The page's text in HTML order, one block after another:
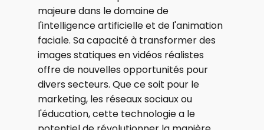
majeure dans le domaine de
l'intelligence artificielle et de l'animation
faciale. Sa capacité à transformer des
images statiques en vidéos réalistes
offre de nouvelles opportunités pour
divers secteurs. Que ce soit pour le
marketing, les réseaux sociaux ou
l'éducation, cette technologie a le